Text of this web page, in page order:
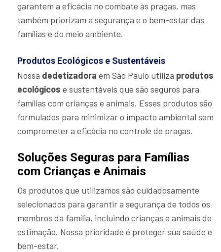
garantem a eficácia no combate às pragas, mas
também priorizam a segurança e o bem-estar das
famílias e do meio ambiente.
Produtos Ecológicos e Sustentáveis
Nossa dedetizadora em São Paulo utiliza produtos
ecológicos e sustentáveis que são seguros para
famílias com crianças e animais. Esses produtos são
formulados para minimizar o impacto ambiental sem
comprometer a eficácia no controle de pragas.
Soluções Seguras para Famílias
com Crianças e Animais
Os produtos que utilizamos são cuidadosamente
selecionados para garantir a segurança de todos os
membros da família, incluindo crianças e animais de
estimação. Nossa prioridade é proteger sua saúde e
bem-estar.